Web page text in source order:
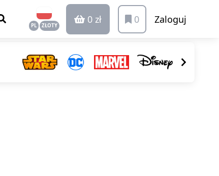
PL ZŁOTY
0 zł 0 Zaloguj